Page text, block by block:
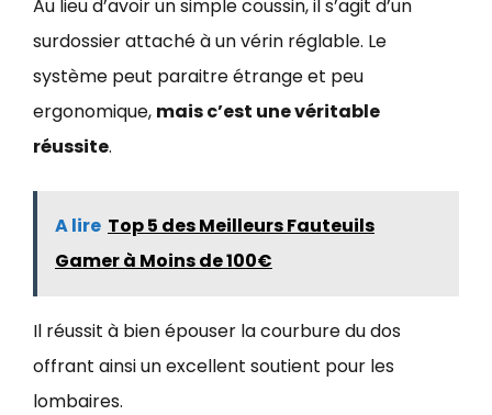
Au lieu d’avoir un simple coussin, il s’agit d’un
surdossier attaché à un vérin réglable. Le
système peut paraitre étrange et peu
ergonomique, mais c’est une véritable
réussite.
A lire Top 5 des Meilleurs Fauteuils
Gamer à Moins de 100€
Il réussit à bien épouser la courbure du dos
offrant ainsi un excellent soutient pour les
lombaires.